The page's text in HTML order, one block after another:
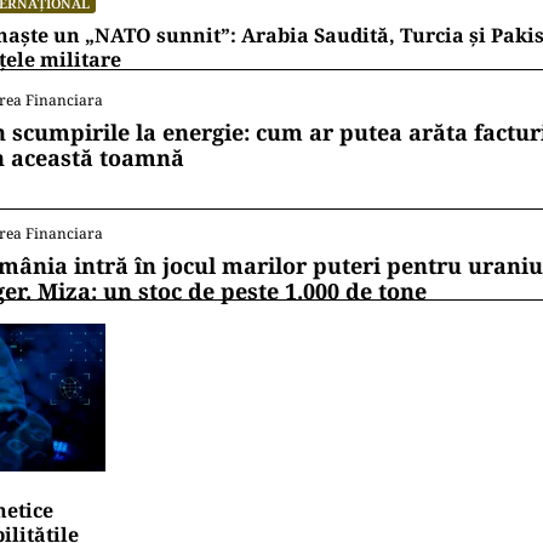
un „NATO sunnit”: Arabia Saudită, Turcia și
militare
Financiara
scumpirile la energie: cum ar putea arăta
această toamnă
Financiara
intră în jocul marilor puteri pentru
Miza: un stoc de peste 1.000 de tone